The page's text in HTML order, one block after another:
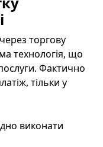
торгову
технологія, що
Фактично
тільки у
виконати